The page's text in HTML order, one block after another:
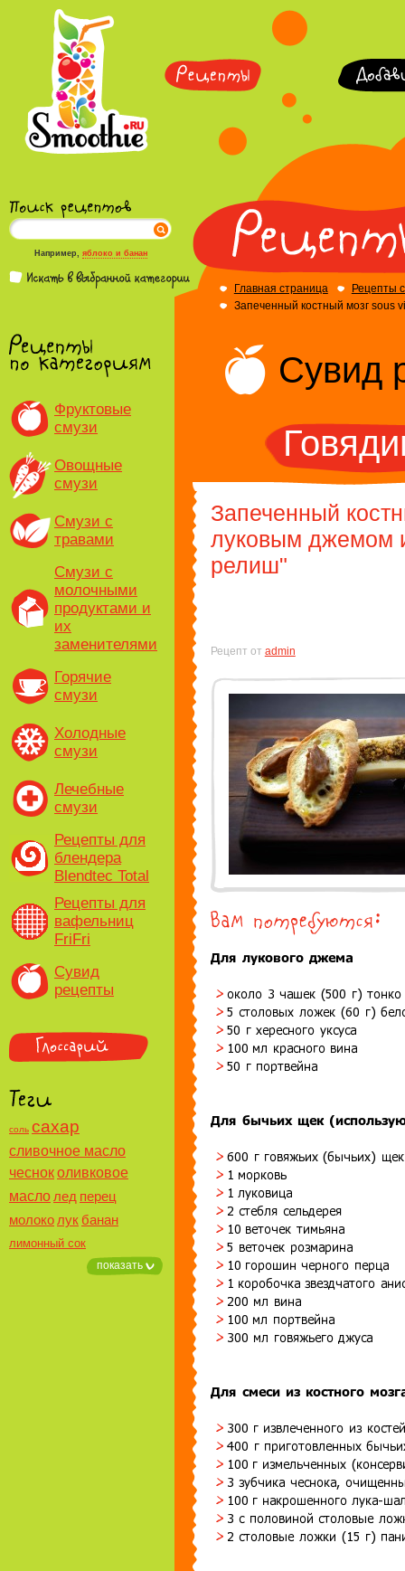
Например, яблоко и банан
Фруктовые
смузи
Овощные
смузи
Смузи с
травами
Смузи с
молочными
продуктами и
их
заменителями
Горячие
смузи
Холодные
смузи
Лечебные
смузи
Рецепты для
блендера
Blendtec Total
Рецепты для
вафельниц
FriFri
Сувид
рецепты
соль сахар
сливочное масло
чесноколивковое
масло лед перец
молоко лук банан
лимонный сок
показать
Главная страница
Рецепты
Запеченный костный мозг sous
Сувид
Запеченный
луковым джемом
релиш"
Рецепт от admin